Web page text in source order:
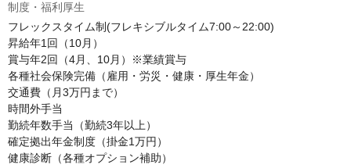
制度・福利厚生
フレックスタイム制(フレキシブルタイム7:00～22:00)
昇給年1回（10月）
賞与年2回（4月、10月）※業績賞与
各種社会保険完備（雇用・労災・健康・厚生年金）
交通費（月3万円まで）
時間外手当
勤続年数手当（勤続3年以上）
確定拠出年金制度（掛金1万円）
健康診断（各種オプション補助）